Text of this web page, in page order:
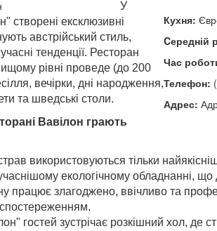
Кухня:
Cередній
Час
Телефон:
Адрес:
У
створені ексклюзивні
австрійський стиль,
тенденції. Ресторан
рівні проведе (до 200
вечірки, дні народження,
та шведські столи.
Вавілон грають
використовуються тільки
екологічному обладнанні, що
працює злагоджено, ввічливо та
гостей зустрічає розкішний хол, де